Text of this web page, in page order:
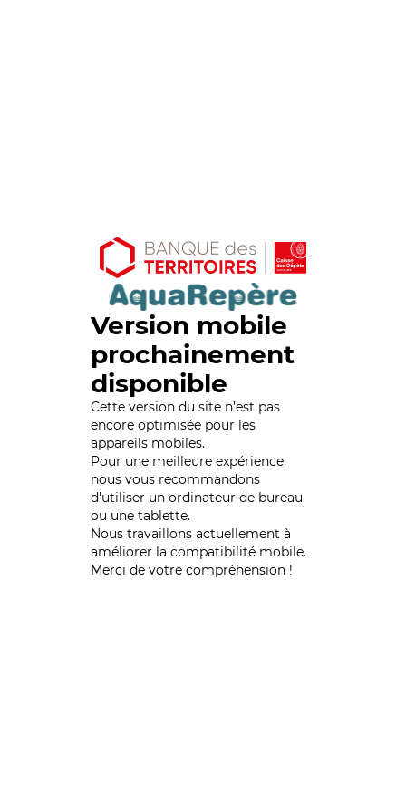
Version mobile
prochainement
disponible
Cette version du site n’est pas
encore optimisée pour les
appareils mobiles.
Pour une meilleure expérience,
nous vous recommandons
d'utiliser un ordinateur de bureau
ou une tablette.
Nous travaillons actuellement à
améliorer la compatibilité mobile.
Merci de votre compréhension !